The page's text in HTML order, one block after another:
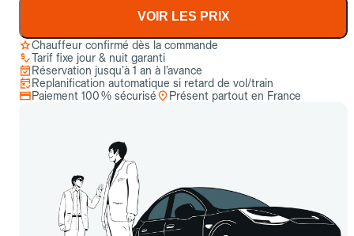
VOIR LES PRIX
Chauffeur confirmé dès la commande
Tarif fixe jour & nuit garanti
Réservation jusqu’à 1 an à l’avance
Replanification automatique si retard de vol/train
Paiement 100 % sécurisé
Présent partout en France